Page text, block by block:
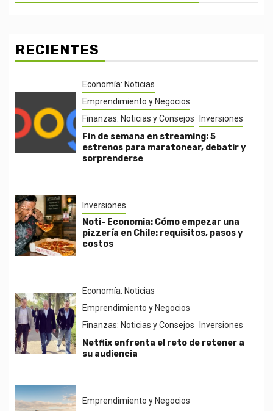
RECIENTES
Economía: Noticias
Emprendimiento y Negocios
Finanzas: Noticias y Consejos
Inversiones
Fin de semana en streaming: 5
estrenos para maratonear, debatir y
sorprenderse
Inversiones
Noti- Economia: Cómo empezar una
pizzería en Chile: requisitos, pasos y
costos
Economía: Noticias
Emprendimiento y Negocios
Finanzas: Noticias y Consejos
Inversiones
Netflix enfrenta el reto de retener a
su audiencia
Emprendimiento y Negocios